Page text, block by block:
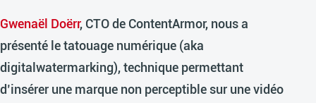
Gwenaël Doërr, CTO de ContentArmor, nous a
présenté le tatouage numérique (aka
digitalwatermarking), technique permettant
d’insérer une marque non perceptible sur une vidéo